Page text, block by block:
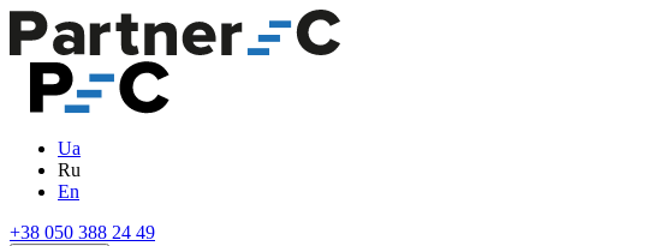
Ua
Ru
En
+38 050 388 24 49